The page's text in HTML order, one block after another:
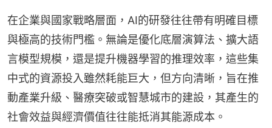
在企業與國家戰略層面，AI的研發往往帶有明確目標
與極高的技術門檻。無論是優化底層演算法、擴大語
言模型規模，還是提升機器學習的推理效率，這些集
中式的資源投入雖然耗能巨大，但方向清晰，旨在推
動產業升級、醫療突破或智慧城市的建設，其產生的
社會效益與經濟價值往往能抵消其能源成本。